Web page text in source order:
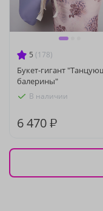
5 (178)
Букет-гигант
балерины"
В наличии
6 470 ₽